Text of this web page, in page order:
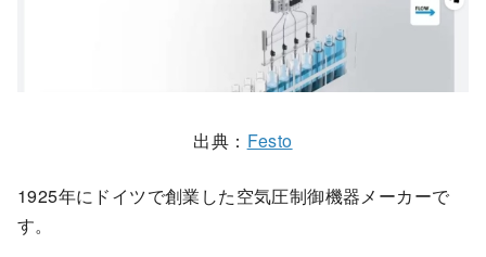
出典： Festo
1925年にドイツで創業した空気圧制御機器メーカーで
す。